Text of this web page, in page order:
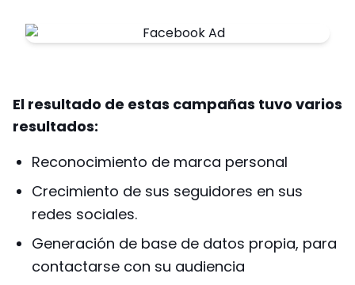
El resultado de estas campañas tuvo varios
resultados:
Reconocimiento de marca personal
Crecimiento de sus seguidores en sus
redes sociales.
Generación de base de datos propia, para
contactarse con su audiencia